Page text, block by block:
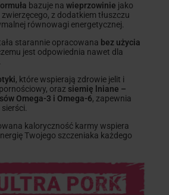
bazuje na wieprzowinie jako
z dodatkiem tłuszczu
równowagi energetycznej.
starannie opracowana bez użycia
jest odpowiednia nawet dla
, które wspierają zdrowie jelit i
oraz siemię lniane –
Omega-3 i Omega-6, zapewnia
kaloryczność karmy wspiera
Twojego szczeniaka każdego